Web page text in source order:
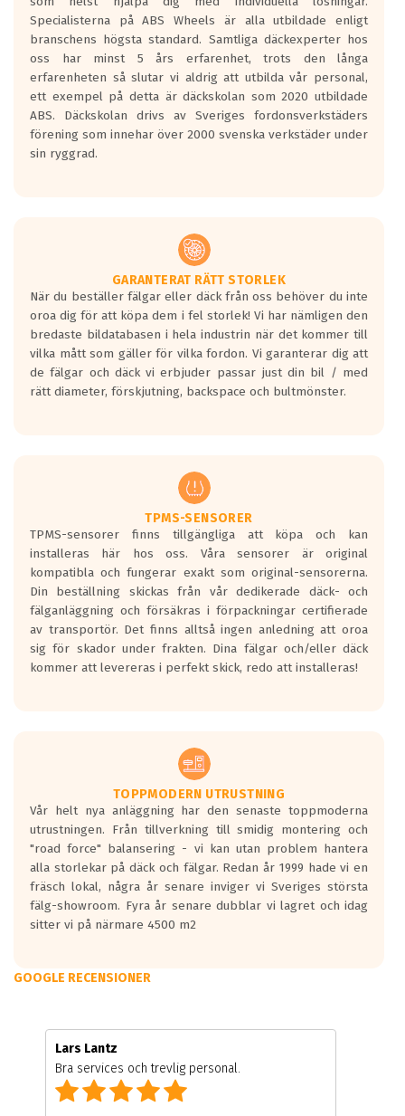
den kortaste bromssträckan och F är den
längsta.
Inga D eller G betyg delas ut för
personbilar och lätta lastbilar.
Betyget sätts efter ett test där däcken
skall bromsa in på en väg där det ligger
0.5-1.5 mm vatten.
I 80km/h kommer skillnaden på
Vid körning i över 50km/h brukar
rullmotståndets ljud överträffa
motorljudet.
På däckmärkningen kommer det finnas
en symbol av ett däck med vågar. Hög
bullernivå markeras med svarta vågor
medans de vita vågorna påvisar om det är
ett tyst däck.
regelverket som introduceras år 2016.
Ett däck med två svarta vågor är redan
godkända för år 2016 nya regelverk.
Ett däck med en svart våg kommer vara
minst tre decibel tystare än det
regelverk som börjar gälla 2016.
Specialisterna på ABS Wheels är alla utbildade enligt
branschens högsta standard. Samtliga däckexperter hos
oss har minst 5 års erfarenhet, trots den långa
erfarenheten så slutar vi aldrig att utbilda vår personal,
ett exempel på detta är däckskolan som 2020 utbildade
ABS. Däckskolan drivs av Sveriges fordonsverkstäders
förening som innehar över 2000 svenska verkstäder under
sin ryggrad.
GARANTERAT RÄTT STORLEK
När du beställer fälgar eller däck från oss behöver du inte
oroa dig för att köpa dem i fel storlek! Vi har nämligen den
bredaste bildatabasen i hela industrin när det kommer till
vilka mått som gäller för vilka fordon. Vi garanterar dig att
de fälgar och däck vi erbjuder passar just din bil / med
rätt diameter, förskjutning, backspace och bultmönster.
TPMS-SENSORER
TPMS-sensorer finns tillgängliga att köpa och kan
installeras här hos oss. Våra sensorer är original
kompatibla och fungerar exakt som original-sensorerna.
Din beställning skickas från vår dedikerade däck- och
fälganläggning och försäkras i förpackningar certifierade
av transportör. Det finns alltså ingen anledning att oroa
sig för skador under frakten. Dina fälgar och/eller däck
kommer att levereras i perfekt skick, redo att installeras!
TOPPMODERN UTRUSTNING
Vår helt nya anläggning har den senaste toppmoderna
utrustningen. Från tillverkning till smidig montering och
"road force" balansering - vi kan utan problem hantera
alla storlekar på däck och fälgar. Redan år 1999 hade vi en
fräsch lokal, några år senare inviger vi Sveriges största
fälg-showroom. Fyra år senare dubblar vi lagret och idag
sitter vi på närmare 4500 m2
GOOGLE RECENSIONER
Lars Lantz
Bra services och trevlig personal.